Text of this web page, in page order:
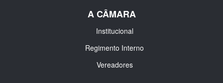
A CÂMARA
Institucional
Regimento Interno
Vereadores